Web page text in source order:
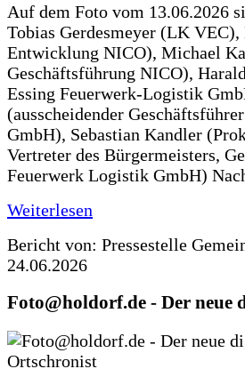
Auf dem Foto vom 13.06.2026
Tobias Gerdesmeyer (LK
Entwicklung NICO), Michael
Geschäftsführung NICO),
Essing Feuerwerk-Logistik
(ausscheidender
GmbH), Sebastian Kandler
Vertreter des Bürgermeisters,
Feuerwerk Logistik GmbH)
Weiterlesen
Bericht von: Pressestelle
24.06.2026
Foto@holdorf.de - Der neue